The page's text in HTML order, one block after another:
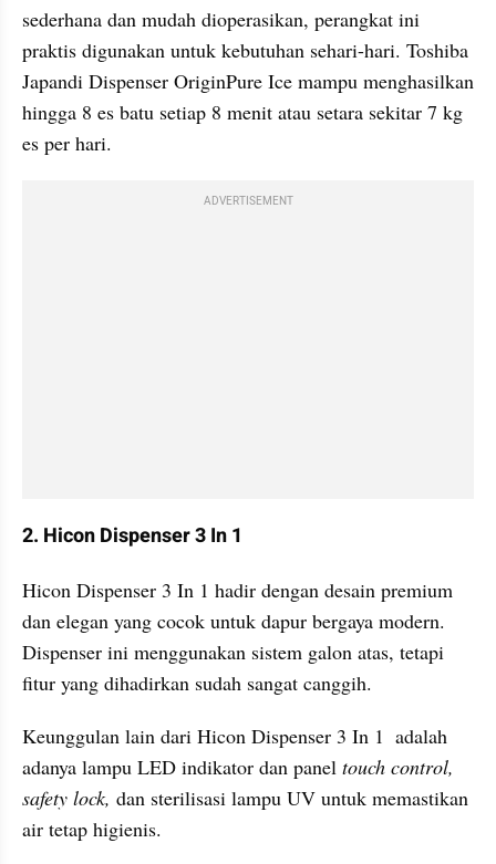
sederhana dan mudah dioperasikan, perangkat ini
praktis digunakan untuk kebutuhan sehari-hari. Toshiba
Japandi Dispenser OriginPure Ice mampu menghasilkan
hingga 8 es batu setiap 8 menit atau setara sekitar 7 kg
es per hari.
ADVERTISEMENT
2. Hicon Dispenser 3 In 1
Hicon Dispenser 3 In 1 hadir dengan desain premium
dan elegan yang cocok untuk dapur bergaya modern.
Dispenser ini menggunakan sistem galon atas, tetapi
fitur yang dihadirkan sudah sangat canggih.
Keunggulan lain dari Hicon Dispenser 3 In 1  adalah
adanya lampu LED indikator dan panel touch control,
safety lock, dan sterilisasi lampu UV untuk memastikan
air tetap higienis.